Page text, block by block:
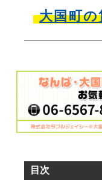
大国町
目次